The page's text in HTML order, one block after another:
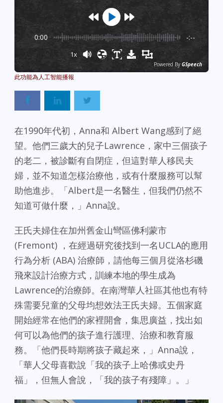
0:00 -:--
1x
Powered By GSpeech
在1990年代初，Anna和 Albert Wang感到了絕
望。他們三歲大的兒子Lawrence，家中三個孩子
的老二，被診斷有自閉症，但這對華人移民夫
婦，並不知道怎樣治療他 ，或有什麼服務可以幫
助他進步。「Albert是一名醫生，但我們仍然不
知道可做什麼，」Anna說。
王氏夫婦住在加州舊金山彎區佛利蒙市
(Fremont) ，在經過研究後找到一名UCLA的應用
行為分析 (ABA) 治療師，請他每三個月從洛杉磯
飛來設計治療方式，訓練本地的學生成為
Lawrence的治療師。在南灣華人社區其他也有特
殊需要兒童的父母均想效法王氏夫婦。五個家庭
開始經常在他們的家裡開會，集思廣益，找出如
何可以為他們的孩子進行護理、治療和教育服
務。「他們長時期將孩子藏起來，」Anna說，
「華人父母喜歡說「我的孩子上哈佛或史丹
福」，但無人會說，「我的孩子有殘障」。」